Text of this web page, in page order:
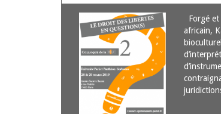
Forgé
africain,